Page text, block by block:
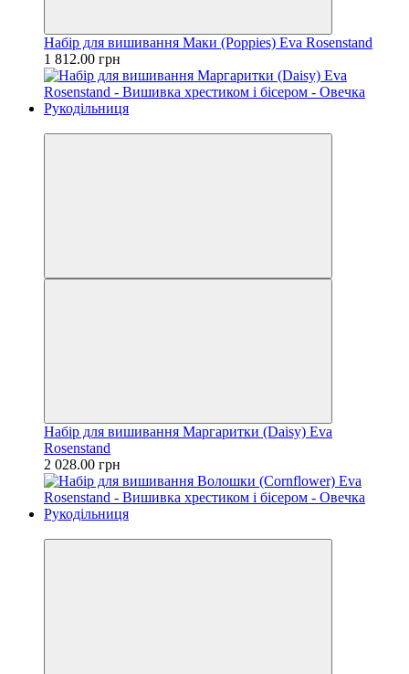
Набір для вишивання Маки (Poppies) Eva Rosenstand
1 812.00 грн
Набір для вишивання Маргаритки (Daisy) Eva
Rosenstand
2 028.00 грн